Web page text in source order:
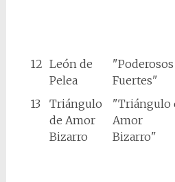
12 León de
Pelea
Fuertes"
13
Triángulo
de Amor
Bizarro
"Triángulo
Amor
Bizarro"